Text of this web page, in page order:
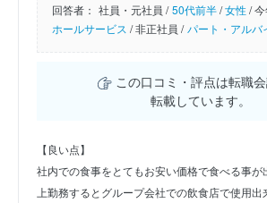
回答者： 社員・元社員 / 50代前半/女性/
ホールサービス /非正社員 / パート・アルバ
この口コミ・評点は転職
転載しています。
【良い点】
社内での食事をとてもお安い価格で食べる事が
上勤務するとグループ会社での飲食店で使用